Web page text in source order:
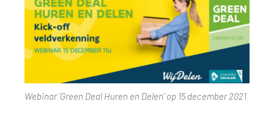
Webinar ‘Green Deal Huren en Delen’ op 15 december 2021